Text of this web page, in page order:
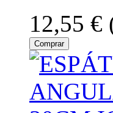
12,55 €
Comprar